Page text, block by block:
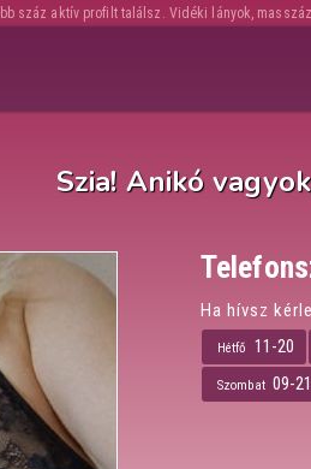
száz aktív profilt találsz. Vidéki lányok,
Szia! Anikó
Ha hívsz
Hétfő 11-20
Szombat 09-21